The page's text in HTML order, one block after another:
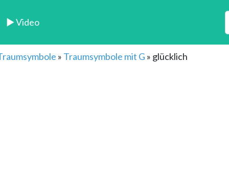
► Video
» Traumsymbole mit G » glücklich